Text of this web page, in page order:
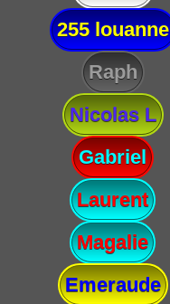
255 louanne
Raph
Nicolas L
Gabriel
Laurent
Magalie
Emeraude